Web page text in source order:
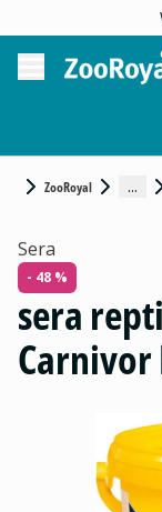
ZooRoyal ...
Sera
- 48 %
sera
Carnivor